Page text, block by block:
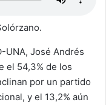
UNA, José Andrés
el 54,3% de los
por un partido
y el 13,2% aún